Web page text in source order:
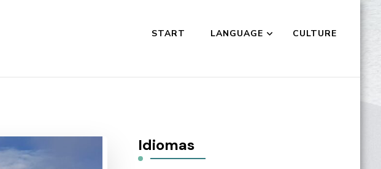
START LANGUAGE CULTURE
Idiomas